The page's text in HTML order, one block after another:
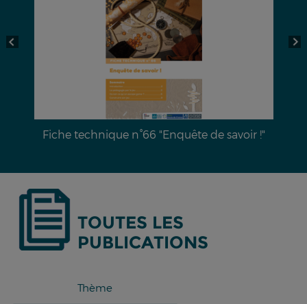
de savoir !"
Dossier documentaire n°28 :
TOUTES LES
PUBLICATIONS
Thème